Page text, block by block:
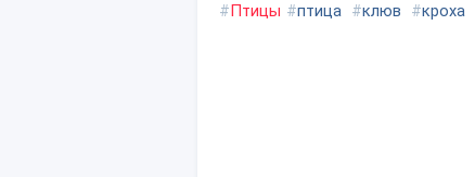
#Птицы #птица #клюв #кроха